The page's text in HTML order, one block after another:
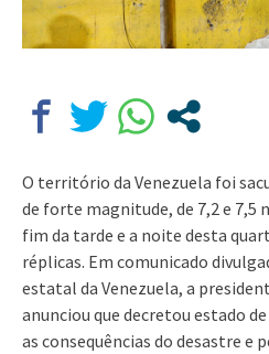
O território da Venezuela foi
de forte magnitude, de 7,2 e 7,5
fim da tarde e a noite desta
réplicas. Em comunicado
estatal da Venezuela, a
anunciou que decretou estado
as consequências do desastre e